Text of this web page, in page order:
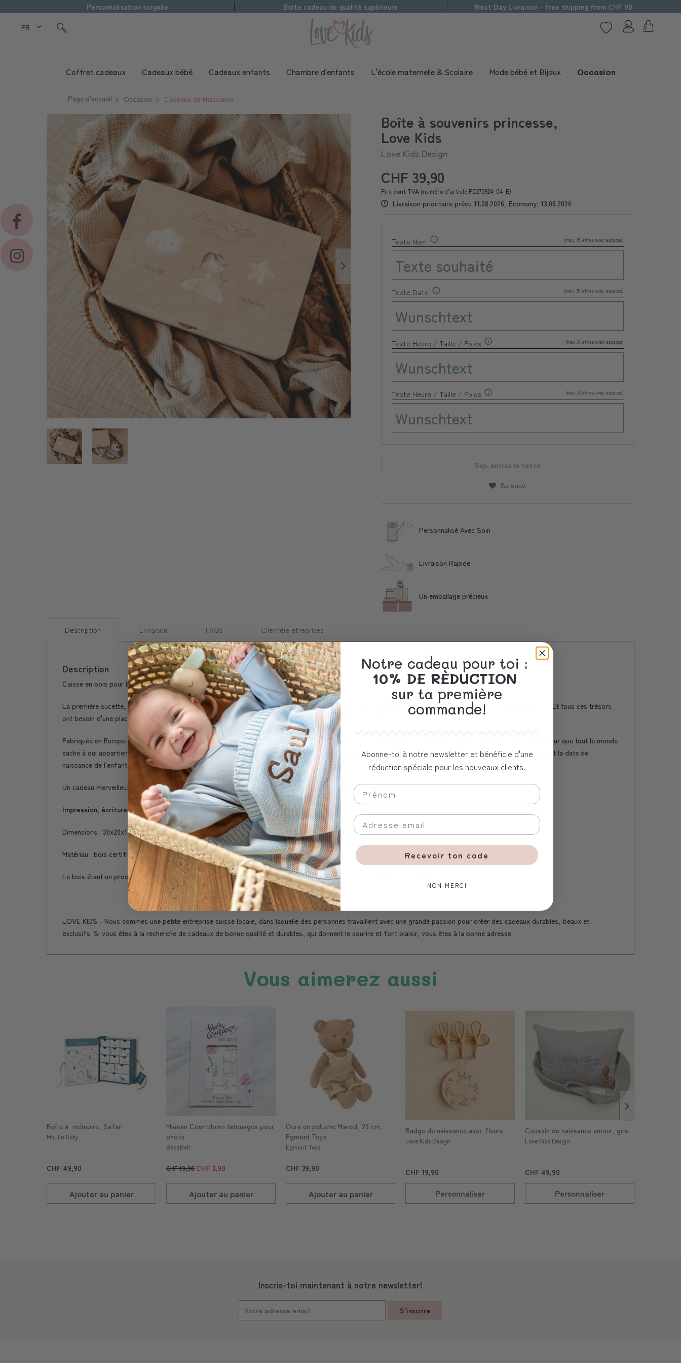
Personnalisation soignée Boîte cadeau de qualité supérieure Next Day Livraison - free shipping from CHF 90
FR Love Kids
Coffret cadeaux Cadeaux bébé Cadeaux enfants Chambre d'enfants L'école maternelle & Scolaire Mode bébé et Bijoux Occasion
Page d'accueil Occasion Cadeaux de Naissance
Boîte à souvenirs princesse,
Love Kids
Love Kids Design
CHF 39,90
Prix dont TVA (numéro d’article PD270524-04-E)
Livraison prioritaire prévu 11.08.2026, Economy: 13.08.2026
Texte Nom (max. 15 lettres avec espaces)
Texte Date (max. 15 lettres avec espaces)
Texte Heure / Taille / Poids (max. 8 lettres avec espaces)
Texte Heure / Taille / Poids (max. 8 lettres avec espaces)
Svp. entrez le texte
Se souv.
Personnalisé Avec Soin
Livraison Rapide
Un emballage précieux
Description Livraison FAQs Clientèle etreprises
Description
Caisse en bois pour bébés & enfants - chaque pièce est unique !
La première sucette, la première mèche, le premier doudou, des photos - nous aimons conserver les souvenirs des plus beaux moments de la vie des enfants. Et tous ces trésors
ont besoin d'une place. C'est là que notre boîte à souvenirs personnalisable en bois avec prénom intervient à point nommé.
Fabriquée en Europe en bois de pin et personnalisée selon tes indications - cette boîte à souvenirs sera l'accroche-regard dans chaque chambre d'enfant. Et pour que tout le monde
sache à qui appartiennent les trésors personnels contenus dans la boîte à souvenirs pour bébé, nous imprimons le nom et, si tu le souhaites, la taille, le poids et la date de
naissance de l'enfant qui reçoit le cadeau sur le couvercle de la boîte à souvenirs.
Un cadeau merveilleux et durable pour une naissance, un baptême, un anniversaire d'enfant ou pour Noël, qui fera plaisir aux parents comme aux enfants.
Impression, écriture & couleurs selon le modèle.
Dimensions : 30x20x13 cm
Matériau : bois certifié FSC
Le bois étant un produit naturel, chaque caisse est unique en couleur et en veinure et constitue une véritable pièce unique.
LOVE KIDS - Nous sommes une petite entreprise suisse locale, dans laquelle des personnes travaillent avec une grande passion pour créer des cadeaux durables, beaux et
exclusifs. Si vous êtes à la recherche de cadeaux de bonne qualité et durables, qui donnent le sourire et font plaisir, vous êtes à la bonne adresse.
Vous aimerez aussi
Boîte à mémoire, Safari
Moulin Roty
CHF 49,90
Ajouter au panier
Maman Countdown tatouages pour
photo
BekaBell
CHF 19,90 CHF 3,90
Ajouter au panier
Ours en peluche Marcel, 26 cm,
Egmont Toys
Egmont Toys
CHF 39,90
Ajouter au panier
Badge de naissance avec fleurs
Love Kids Design
CHF 19,90
Personnaliser
Coussin de naissance amour, gris
Love Kids Design
CHF 49,90
Personnaliser
Inscris-toi maintenant à notre newsletter!
S'inscrire
Notre cadeau pour toi :
10% DE RÈDUCTION
sur ta première
commande!
Abonne-toi à notre newsletter et bénéficie d'une
réduction spéciale pour les nouveaux clients.
Recevoir ton code
NON MERCI